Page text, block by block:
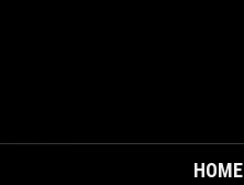
HOME